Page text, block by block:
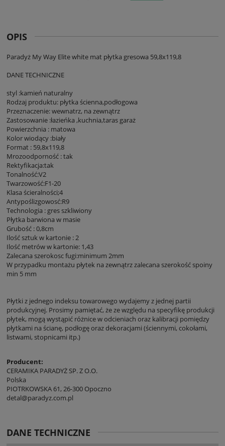
OPIS
Paradyż My Way Elite white mat płytka gresowa 59,8x119,8
DANE TECHNICZNE
styl :kamień naturalny
Rodzaj produktu: płytka ścienna,podłogowa
Przeznaczenie: wewnatrz, na zewnątrz
Zastosowanie :łazieńka ,kuchnia,taras garaż
Powierzchnia : matowa
Kolor wiodący :biały
Format : 59,8x119,8
Mrozoodporność : tak
Rektyfikacja:tak
Tonalność:V2
Twarzowość:F1-20
Klasa ścieralności;4
Antypoślizgowosć:R9
Technologia : gres szkliwiony
Płytka barwiona w masie
Grubość : 0,8cm
Ilość sztuk w kartonie : 2
Ilość metrów w kartonie: 1,43
Zalecana szerokosc fugi:minimum 2mm
W przypadku montażu płytek na zewnątrz zalecana szerokość spoiny
min 5 mm
Płytki z jednego indeksu towarowego wydajemy z jednej partii
produkcyjnej. Prosimy pamiętać, że ze względu na specyfikę produkcji
płytek, mogą wystąpić różnice w odcieniach oraz kalibracji pomiędzy
płytkami na ścianę, podłogę oraz dekoracjami (ściennymi, cokołami,
listwami, stopnicami itp.)
Producent:
CERAMIKA PARADYŻ SP. Z O.O.
Polska
PIOTRKOWSKA 61, 26-300 Opoczno
detal@paradyz.com.pl
DANE TECHNICZNE